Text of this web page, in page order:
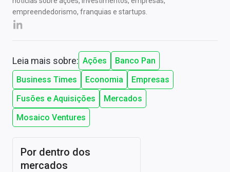
empreendedorismo, franquias e startups.
Leia mais sobre: Ações
Banco Pan
Business Times
Economia
Empresas
Fusões e Aquisições
Mercados
Mosaico Ventures
Por dentro dos
mercados